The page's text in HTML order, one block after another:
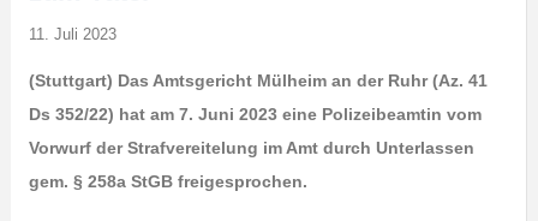
11. Juli 2023
(Stuttgart) Das Amtsgericht Mülheim an der Ruhr (Az. 41
Ds 352/22) hat am 7. Juni 2023 eine Polizeibeamtin vom
Vorwurf der Strafvereitelung im Amt durch Unterlassen
gem. § 258a StGB freigesprochen.